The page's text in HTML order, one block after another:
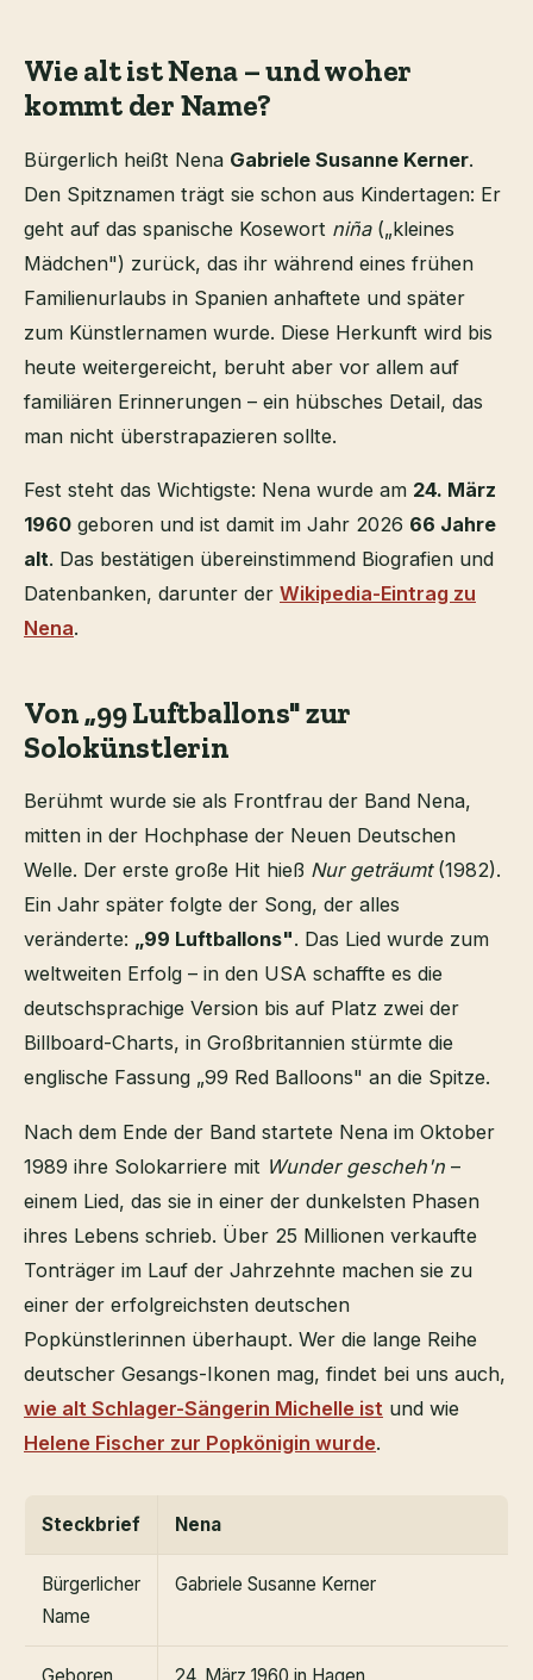
Wie alt ist Nena – und woher
kommt der Name?
Bürgerlich heißt Nena Gabriele Susanne Kerner.
Den Spitznamen trägt sie schon aus Kindertagen: Er
geht auf das spanische Kosewort niña(„kleines
Mädchen") zurück, das ihr während eines frühen
Familienurlaubs in Spanien anhaftete und später
zum Künstlernamen wurde. Diese Herkunft wird bis
heute weitergereicht, beruht aber vor allem auf
familiären Erinnerungen – ein hübsches Detail, das
man nicht überstrapazieren sollte.
Fest steht das Wichtigste: Nena wurde am 24. März
1960 geboren und ist damit im Jahr 2026 66 Jahre
alt. Das bestätigen übereinstimmend Biografien und
Datenbanken, darunter der Wikipedia-Eintrag zu
Nena.
Von „99 Luftballons" zur
Solokünstlerin
Berühmt wurde sie als Frontfrau der Band Nena,
mitten in der Hochphase der Neuen Deutschen
Welle. Der erste große Hit hieß Nur geträumt(1982).
Ein Jahr später folgte der Song, der alles
veränderte: „99 Luftballons". Das Lied wurde zum
weltweiten Erfolg – in den USA schaffte es die
deutschsprachige Version bis auf Platz zwei der
Billboard-Charts, in Großbritannien stürmte die
englische Fassung „99 Red Balloons" an die Spitze.
Nach dem Ende der Band startete Nena im Oktober
1989 ihre Solokarriere mit Wunder gescheh'n –
einem Lied, das sie in einer der dunkelsten Phasen
ihres Lebens schrieb. Über 25 Millionen verkaufte
Tonträger im Lauf der Jahrzehnte machen sie zu
einer der erfolgreichsten deutschen
Popkünstlerinnen überhaupt. Wer die lange Reihe
deutscher Gesangs-Ikonen mag, findet bei uns auch,
wie alt Schlager-Sängerin Michelle ist und wie
Helene Fischer zur Popkönigin wurde.
Steckbrief Nena
Bürgerlicher
Name
Gabriele Susanne Kerner